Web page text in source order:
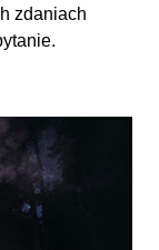
zdaniach